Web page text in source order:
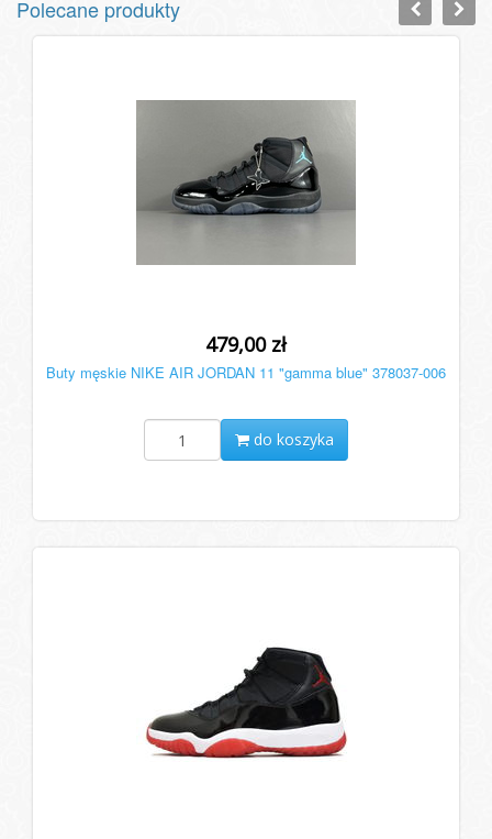
Polecane produkty
479,00 zł
Buty męskie NIKE AIR JORDAN 11 "gamma blue" 378037-006
do koszyka